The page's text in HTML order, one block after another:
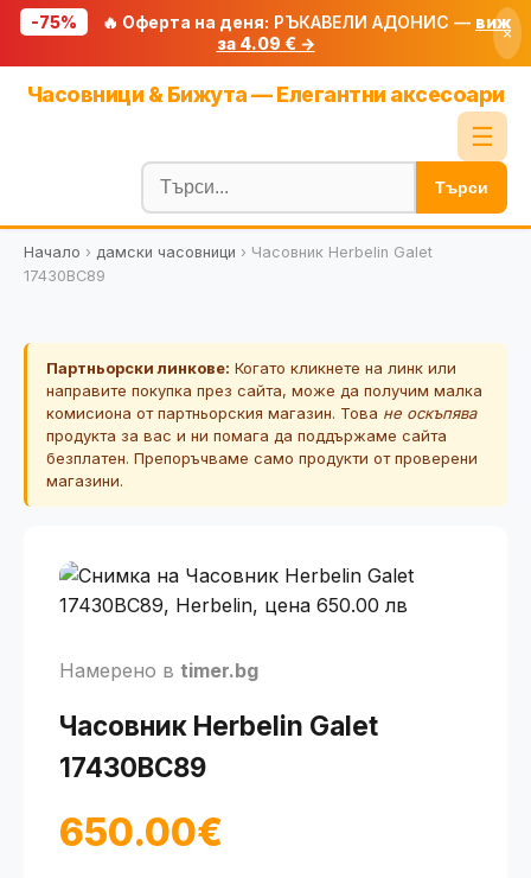
-75% 🔥 Оферта на деня: РЪКАВЕЛИ АДОНИС — виж
за 4.09 € →
×
Часовници & Бижута — Елегантни аксесоари
☰
Блог
🧮 Калкулатори
🔍 Намери продукт
🎟️ Купони
Търси
Начало › дамски часовници › Часовник Herbelin Galet
17430BC89
Партньорски линкове: Когато кликнете на линк или
направите покупка през сайта, може да получим малка
комисиона от партньорския магазин. Това не оскъпява
продукта за вас и ни помага да поддържаме сайта
безплатен. Препоръчваме само продукти от проверени
магазини.
Намерено в timer.bg
Часовник Herbelin Galet
17430BC89
650.00€